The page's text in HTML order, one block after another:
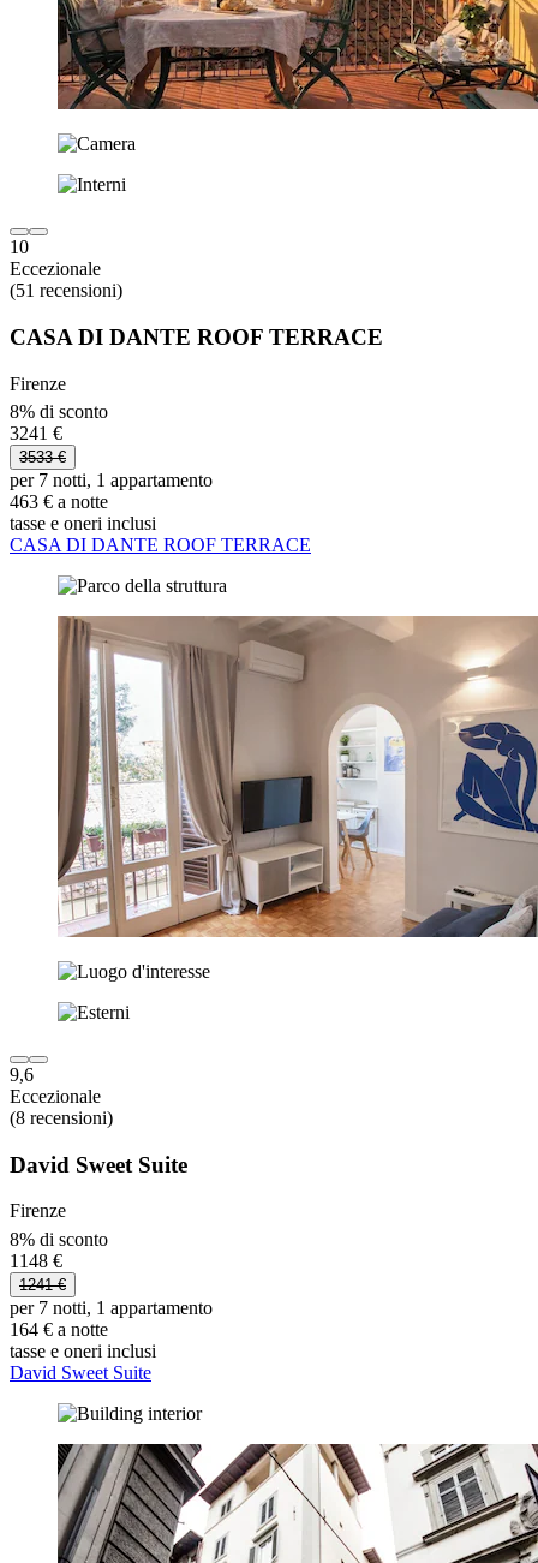
10
Eccezionale
(51 recensioni)
CASA DI DANTE ROOF TERRACE
Firenze
8% di sconto
3241 €
3533 €
per 7 notti, 1 appartamento
463 € a notte
tasse e oneri inclusi
CASA DI DANTE ROOF TERRACE
9,6
Eccezionale
(8 recensioni)
David Sweet Suite
Firenze
8% di sconto
1148 €
1241 €
per 7 notti, 1 appartamento
164 € a notte
tasse e oneri inclusi
David Sweet Suite